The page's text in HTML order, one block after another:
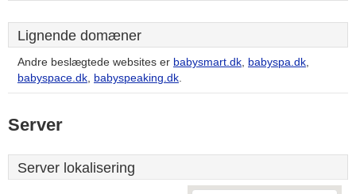
Lignende domæner
Andre beslægtede websites er babysmart.dk, babyspa.dk,
babyspace.dk, babyspeaking.dk.
Server
Server lokalisering